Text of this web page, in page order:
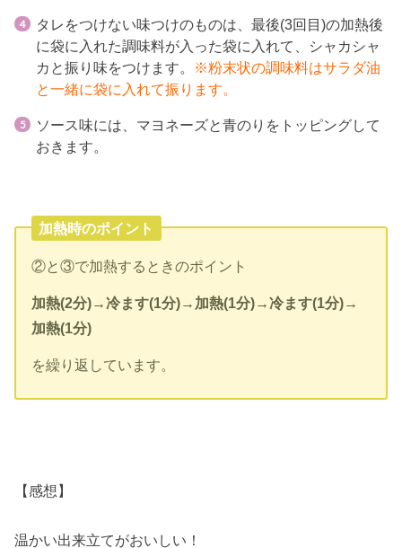
タレをつけない味つけのものは、最後(3回目)の加熱後
に袋に入れた調味料が入った袋に入れて、シャカシャ
カと振り味をつけます。
※粉末状の調味料はサラダ油
と一緒に袋に入れて振ります。
ソース味には、マヨネーズと青のりをトッピングして
おきます。
加熱時のポイント
②と③で加熱するときのポイント
加熱(2分)→冷ます(1分)→加熱(1分)→冷ます(1分)→
加熱(1分)
を繰り返しています。
【感想】
温かい出来立てがおいしい！